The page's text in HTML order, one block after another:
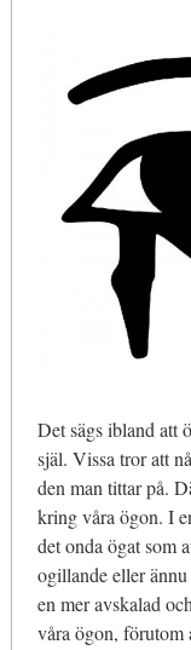
Det sägs ibland att
själ. Vissa tror att
den man tittar på.
kring våra ögon. I
det onda ögat som
ogillande eller
en mer avskalad
våra ögon, förutom